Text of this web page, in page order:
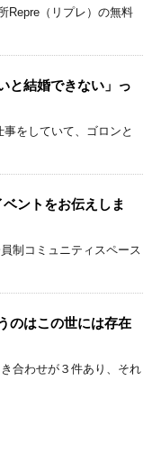
Repre（リプレ）の無料
と結婚できない」っ
をしていて、ゴロンと
ベントをお伝えしま
制コミュニティスペース
のはこの世には存在
合わせが３件あり、それ